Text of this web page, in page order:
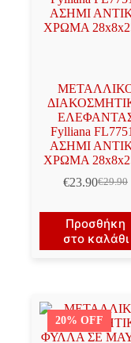
Fylliana
ΑΣΗΜΙ
ΧΡΩΜΑ
€29.90
Original
was:
€29.90.
€23.90Η
τιμή
είναι:
€23.90.
Προσθήκη
στο καλάθι
20% OFF